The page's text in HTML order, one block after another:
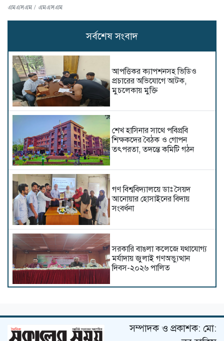
এমএসএম / এমএসএম
সর্বশেষ সংবাদ
আপত্তিকর ক্যাপশনসহ ভিডিও
প্রচারের অভিযোগে আটক,
মুচলেকায় মুক্তি
শেখ হাসিনার সাথে পবিপ্রবি
শিক্ষকদের বৈঠক ও গোপন
তৎপরতা, তদন্তে কমিটি গঠন
গণ বিশ্ববিদ্যালয়ে ডাঃ সৈয়দ
আনোয়ার হোসাইনের বিদায়
সংবর্ধনা
সরকারি বাঙলা কলেজে যথাযোগ্য
মর্যাদায় জুলাই গণঅভ্যুত্থান
দিবস-২০২৬ পালিত
প্রত্যাহার; যা বলছেন সংশ্লিষ্ট
গবেষকরাসম্পাদক ও প্রকাশক: মো: